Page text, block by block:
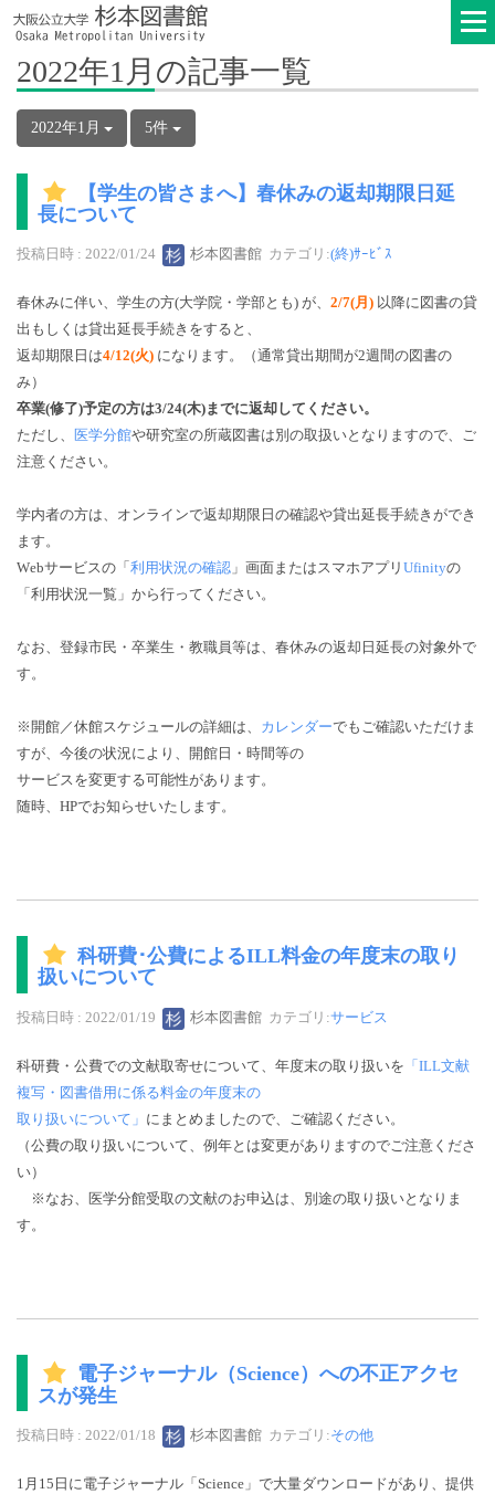
2022年1月の記事一覧
2022年1月 5件
【学生の皆さまへ】春休みの返却期限日延
長について
投稿日時 : 2022/01/24 杉本図書館 カテゴリ:(終)ｻｰﾋﾞｽ
春休みに伴い、学生の方(大学院・学部とも) が、 2/7(月) 以降に図書の貸
出もしくは貸出延長手続きをすると、
返却期限日は4/12(火) になります。（通常貸出期間が2週間の図書の
み）
卒業(修了)予定の方は3/24(木)までに返却してください。
ただし、
医学分館や研究室の所蔵図書は別の取扱いとなりますので、ご
注意ください。
学内者の方は、オンラインで返却期限日の確認や貸出延長手続きができ
ます。
Webサービスの「 利用状況の確認 」画面またはスマホアプリ Ufinityの
「利用状況一覧」から行ってください。
なお、登録市民・卒業生・教職員等は、春休みの返却日延長の対象外で
す。
※開館／休館スケジュールの詳細は、 カレンダーでもご確認いただけま
すが、今後の状況により、開館日・時間等の
サービスを変更する可能性があります。
随時、HPでお知らせいたします。
科研費･公費によるILL料金の年度末の取り
扱いについて
投稿日時 : 2022/01/19 杉本図書館 カテゴリ:サービス
科研費・公費での文献取寄せについて、年度末の取り扱いを 「ILL文献
複写・図書借用に係る料金の年度末の
取り扱いについて」 にまとめましたので、ご確認ください。
（公費の取り扱いについて、例年とは変更がありますのでご注意くださ
い）
※なお、医学分館受取の文献のお申込は、別途の取り扱いとなりま
す。
電子ジャーナル（Science）への不正アクセ
スが発生
投稿日時 : 2022/01/18 杉本図書館 カテゴリ:その他
1月15日に電子ジャーナル「Science」で大量ダウンロードがあり、提供